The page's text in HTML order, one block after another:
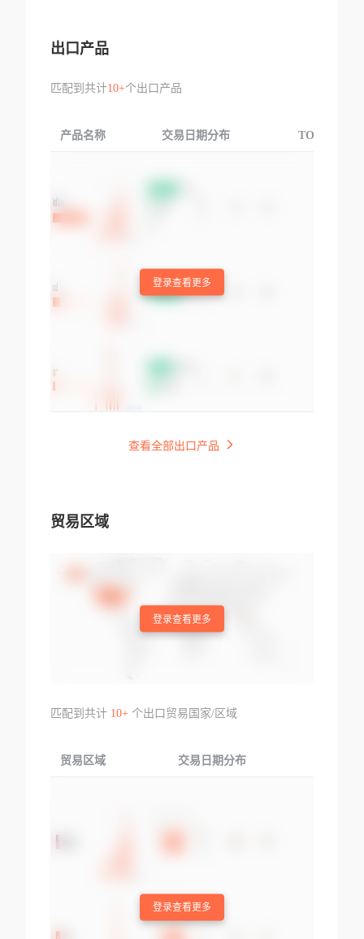
出口产品
匹配到共计10+个出口产品
产品名称 交易日期分布 TOP3交易国
登录查看更多
查看全部出口产品
贸易区域
登录查看更多
匹配到共计 10+个出口贸易国家/区域
贸易区域 交易日期分布
登录查看更多